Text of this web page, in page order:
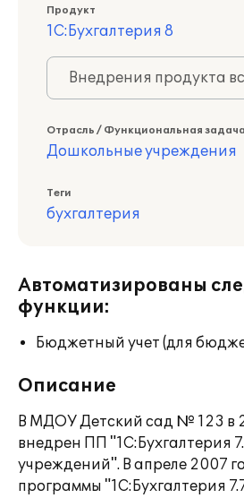
Продукт
1С:Бухгалтерия 8
Внедрения продукта
Отрасль / Функциональная задача
Дошкольные учреждения
Теги
бухгалтерия
Автоматизированы
функции:
Бюджетный учет (для
Описание
В МДОУ Детский сад № 123 в
внедрен ПП "1С:Бухгалтерия
учреждений". В апреле 2007
программы "1С:Бухгалтерия